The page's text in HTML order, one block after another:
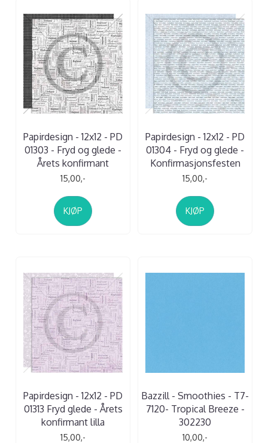
Papirdesign - 12x12 - PD
01303 - Fryd og glede -
Årets konfirmant
15,00,-
KJØP
Papirdesign - 12x12 - PD
01304 - Fryd og glede -
Konfirmasjonsfesten
15,00,-
KJØP
Papirdesign - 12x12 - PD
01313 Fryd glede - Årets
konfirmant lilla
15,00,-
Bazzill - Smoothies - T7-
7120- Tropical Breeze -
302230
10,00,-